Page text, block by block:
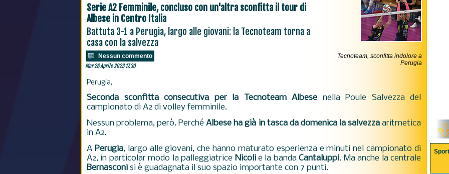
Serie A2 Femminile, concluso con un'altra sconfitta il tour di
Albese in Centro Italia
Battuta 3-1 a Perugia, largo alle giovani: la Tecnoteam torna a
casa con la salvezza
Nessun commento
Mer 26 Aprile 2023 17.30
Tecnoteam, sconfitta indolore a
Perugia
Perugia,
Seconda sconfitta consecutiva per la Tecnoteam Albese nella Poule Salvezza del
campionato di A2 di volley femminile.
Nessun problema, però. PerchéAlbese ha già in tasca da domenica la salvezzaaritmetica
in A2.
A Perugia, largo alle giovani, che hanno maturato esperienza e minuti nel campionato di
A2, in particolar modo la palleggiatrice Nicolie la bandaCantaluppi. Ma anche la centrale
Bernasconi si è guadagnata il suo spazio importante con 7 punti.
Sport